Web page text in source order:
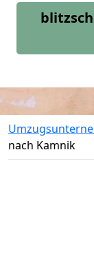
nach Kamnik